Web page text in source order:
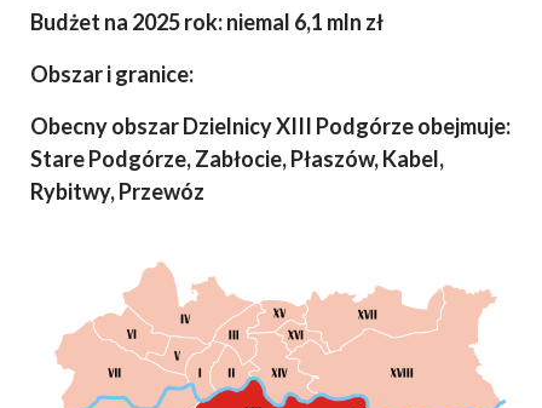
Budżet na 2025 rok: niemal 6,1 mln zł
Obszar i granice:
Obecny obszar Dzielnicy XIII Podgórze obejmuje:
Stare Podgórze, Zabłocie, Płaszów, Kabel,
Rybitwy, Przewóz